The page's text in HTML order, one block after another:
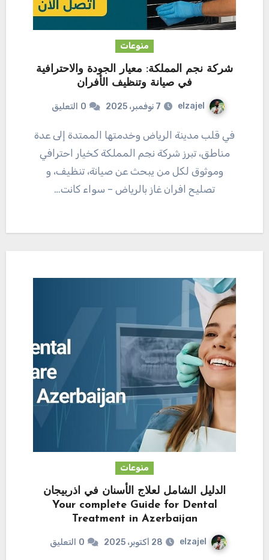
منوعات
شركة نجم المملكة: معيار الجودة والاحترافية
في صيانة وتنظيف الأفران
elzajel 7 نوفمبر، 2025 0 التعليق
في قلب مدينة الرياض وخدمتها الممتدة إلى عدة
مناطق، تبرز شركة نجم المملكة كخيار احترافي
وموثوق لكل من يبحث عن صيانة، تنظيف، و
تصليح افران غاز بالرياض – سواء كانت…
منوعات
الدليل الشامل لعلاج الأسنان في اذربيجان
Your complete Guide for Dental
Treatment in Azerbaijan
elzajel 28 أكتوبر، 2025 0 التعليق